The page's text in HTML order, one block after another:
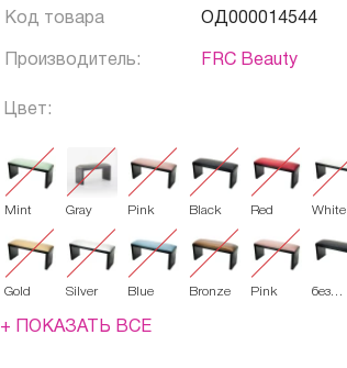
Код товара ОД000014544
Производитель: FRC Beauty
Цвет:
Mint Gray Pink Black Red White
Gold Silver Blue Bronze Pink
без
+ ПОКАЗАТЬ ВСЕ